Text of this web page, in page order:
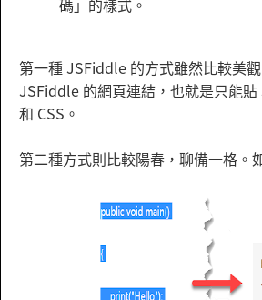
第一種 JSFiddle 的方式雖然比較美
JSFiddle 的網頁連結，也就是只能
和 CSS。
第二種方式則比較陽春，聊備一格。